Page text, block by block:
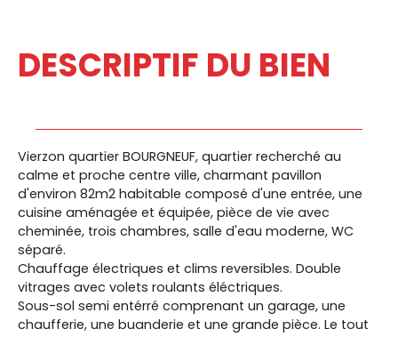
DESCRIPTIF DU BIEN
Vierzon quartier BOURGNEUF, quartier recherché au
calme et proche centre ville, charmant pavillon
d'environ 82m2 habitable composé d'une entrée, une
cuisine aménagée et équipée, pièce de vie avec
cheminée, trois chambres, salle d'eau moderne, WC
séparé.
Chauffage électriques et clims reversibles. Double
vitrages avec volets roulants éléctriques.
Sous-sol semi entérré comprenant un garage, une
chaufferie, une buanderie et une grande pièce. Le tout